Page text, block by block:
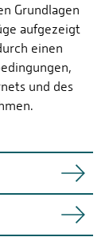
Grundlagen
aufgezeigt
einen
und des